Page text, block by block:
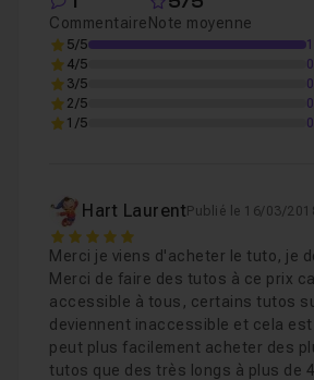
Commentaire Note moyenne
5/5
1
4/5
0
3/5
0
2/5
0
1/5
0
Hart Laurent Publié le 16/03/
5
Merci je viens d'acheter le tuto, je
Merci de faire des tutos à ce prix
accessible à tous, certains tutos
deviennent inaccessible et cela
peut plus facilement acheter des
tutos que des très longs à plus de